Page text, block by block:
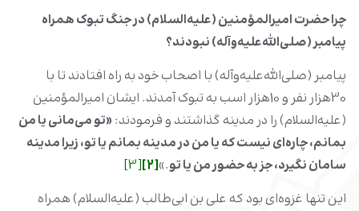
چرا حضرت امیرالمؤمنین (علیه‌السلام) در جنگ تبوک همراه
پیامبر (صلی‌الله‌علیه‌وآله) نبودند؟
پیامبر (صلی‌الله‌علیه‌وآله) با اصحاب خود به راه افتادند تا با
30هزار نفر و 10هزار اسب به تبوک آمدند. ایشان امیرالمؤمنین
(علیه‌السلام) را در مدینه گذاشتند و فرمودند: «تو می‌مانی یا من
بمانم، چاره‌ای نیست که یا من در مدینه بمانم یا تو، زیرا مدینه
سامان نگیرد، جز به حضور من یا تو.»
[2]
[3]
این تنها غزوه‌ای بود که علی بن ابی‌طالب (علیه‌السلام) همراه